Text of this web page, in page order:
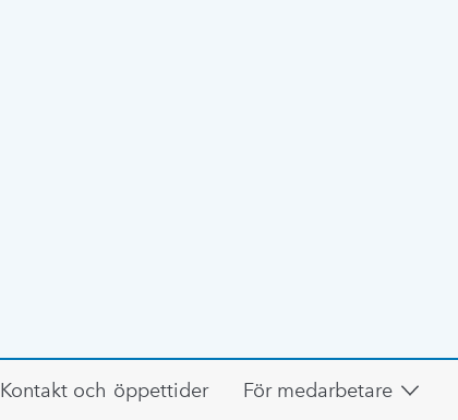
Kontakt och öppettider För medarbetare